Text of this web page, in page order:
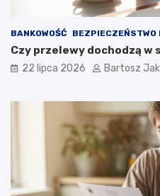
BANKOWOŚĆ BEZPIECZEŃSTWO
Czy przelewy dochodzą w
22 lipca 2026 Bartosz